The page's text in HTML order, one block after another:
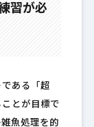
習が必
ある「超
とが目標で
魚処理を的